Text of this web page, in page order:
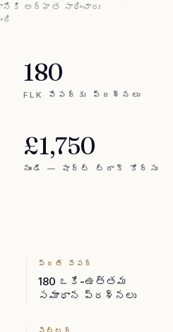
అర్హత సాధించారు
·
180
FLK పేపర్‌కు ప్రశ్నలు
£1,750
నుండి — షార్ట్ ట్రాక్ కోర్సు
ప్రతి పేపర్
180 ఒకే-ఉత్తమ
సమాధాన ప్రశ్నలు